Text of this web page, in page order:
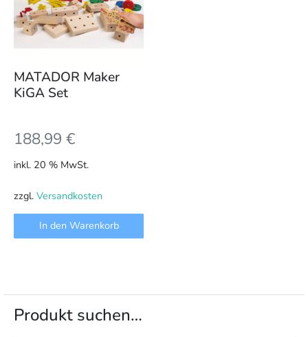
MATADOR Maker
KiGA Set
188,99 €
inkl. 20 % MwSt.
zzgl. Versandkosten
In den Warenkorb
Produkt suchen…